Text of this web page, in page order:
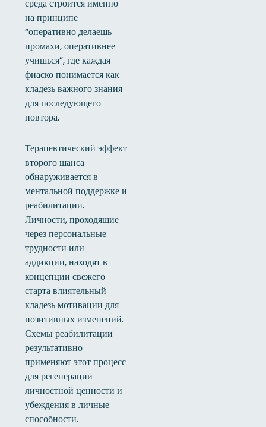
среда строится именно
на принципе
“оперативно делаешь
промахи, оперативнее
учишься”, где каждая
фиаско понимается как
кладезь важного знания
для последующего
повтора.
Терапевтический эффект
второго шанса
обнаруживается в
ментальной поддержке и
реабилитации.
Личности, проходящие
через персональные
трудности или
аддикции, находят в
концепции свежего
старта влиятельный
кладезь мотивации для
позитивных изменений.
Схемы реабилитации
результативно
применяют этот процесс
для регенерации
личностной ценности и
убеждения в личные
способности.